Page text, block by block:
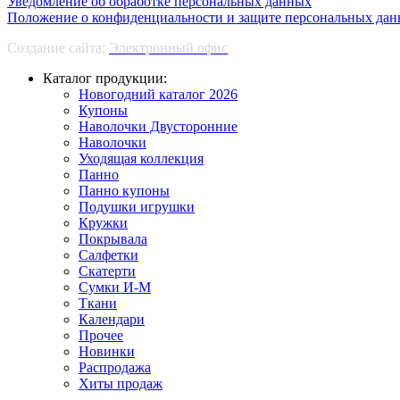
Положение о конфиденциальности и защите персональных
Создание сайта: Электронный офис
Каталог продукции:
Новогодний каталог 2026
Купоны
Наволочки Двусторонние
Наволочки
Уходящая коллекция
Панно
Панно купоны
Подушки игрушки
Кружки
Покрывала
Салфетки
Скатерти
Сумки И-М
Ткани
Календари
Прочее
Новинки
Распродажа
Хиты продаж